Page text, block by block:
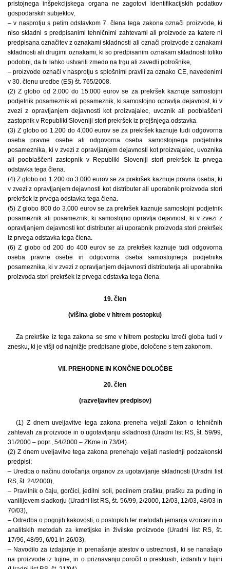
pristojnega inšpekcijskega organa ne zagotovi identifikacijskih podatkov
gospodarskih subjektov,
– v nasprotju s petim odstavkom 7. člena tega zakona označi proizvode, ki
niso skladni s predpisanimi tehničnimi zahtevami ali proizvode za katere ni
predpisana označitev z oznakami skladnosti ali označi proizvode z oznakami
skladnosti ali drugimi oznakami, ki so predpisanim oznakam skladnosti toliko
podobni, da bi lahko ustvarili zmedo na trgu ali zavedli potrošnike,
– proizvode označi v nasprotju s splošnimi pravili za oznako CE, navedenimi
v 30. členu uredbe (ES) št. 765/2008.
(2) Z globo od 2.000 do 15.000 eurov se za prekršek kaznuje samostojni
podjetnik posameznik ali posameznik, ki samostojno opravlja dejavnost, ki v
zvezi z opravljanjem dejavnosti kot proizvajalec, uvoznik ali pooblaščeni
zastopnik v Republiki Sloveniji stori prekršek iz prejšnjega odstavka.
(3) Z globo od 1.200 do 4.000 eurov se za prekršek kaznuje tudi odgovorna
oseba pravne osebe ali odgovorna oseba samostojnega podjetnika
posameznika, ki v zvezi z opravljanjem dejavnosti kot proizvajalec, uvoznika
ali pooblaščeni zastopnik v Republiki Sloveniji stori prekršek iz prvega
odstavka tega člena.
(4) Z globo od 1.200 do 3.000 eurov se za prekršek kaznuje pravna oseba, ki
v zvezi z opravljanjem dejavnosti kot distributer ali uporabnik proizvoda stori
prekršek iz prvega odstavka tega člena.
(5) Z globo 800 do 3.000 eurov se za prekršek kaznuje samostojni podjetnik
posameznik ali posameznik, ki samostojno opravlja dejavnost, ki v zvezi z
opravljanjem dejavnosti kot distributer ali uporabnik proizvoda stori prekršek
iz prvega odstavka tega člena.
(6) Z globo od 200 do 400 eurov se za prekršek kaznuje tudi odgovorna
oseba pravne osebe in odgovorna oseba samostojnega podjetnika
posameznika, ki v zvezi z opravljanjem dejavnosti distributerja ali uporabnika
proizvoda stori prekršek iz prvega odstavka tega člena.
19. člen
(višina globe v hitrem postopku)
Za prekrške iz tega zakona se sme v hitrem postopku izreči globa tudi v
znesku, ki je višji od najnižje predpisane globe, določene s tem zakonom.
VII. PREHODNE IN KONČNE DOLOČBE
20. člen
(razveljavitev predpisov)
(1) Z dnem uveljavitve tega zakona preneha veljati Zakon o tehničnih
zahtevah za proizvode in o ugotavljanju skladnosti (Uradni list RS, št. 59/99,
31/2000 – popr., 54/2000 – ZKme in 73/04).
(2) Z dnem uveljavitve tega zakona prenehajo veljati naslednji podzakonski
predpisi:
– Uredba o načinu določanja organov za ugotavljanje skladnosti (Uradni list
RS, št. 24/2000),
– Pravilnik o čaju, gorčici, jedilni soli, pecilnem prašku, prašku za puding in
vanilijevem sladkorju (Uradni list RS, št. 56/99, 2/2000, 12/03, 12/03, 48/03 in
70/03),
– Odredba o pogojih kakovosti, o postopkih ter metodah jemanja vzorcev in o
analitskih metodah za kmetijske in živilske proizvode (Uradni list RS, št.
17/96, 48/99, 6/01 in 26/03),
– Navodilo za izdajanje in prenašanje atestov o ustreznosti, ki se nanašajo
na proizvode iz tujine, in o priznavanju poročil o preskusih, izdanih v tujini